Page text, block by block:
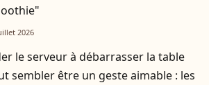
2026
le serveur à débarrasser la table
sembler être un geste aimable : les